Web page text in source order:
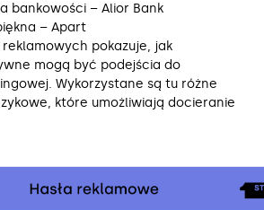
bankowości – Alior Bank
– Apart
reklamowych pokazuje, jak
mogą być podejścia do
Wykorzystane są tu różne
które umożliwiają docieranie